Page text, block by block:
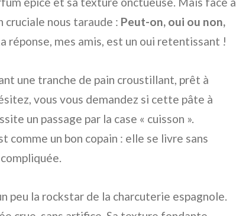
nous taraude : Peut-on, oui ou non,
réponse, mes amis, est un oui retentissant !
une tranche de pain croustillant, prêt à
vous vous demandez si cette pâte à
un passage par la case « cuisson ».
comme un bon copain : elle se livre sans
peu la rockstar de la charcuterie espagnole.